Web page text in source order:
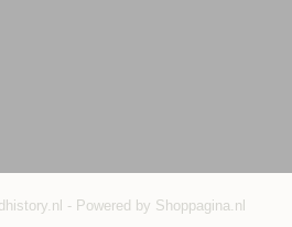
- Powered by Shoppagina.nl